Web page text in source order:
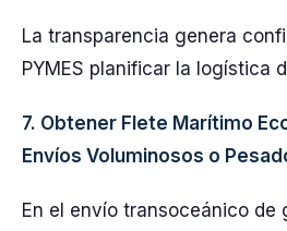
La transparencia genera
PYMES planificar la logística
7. Obtener Flete Marítimo
Envíos Voluminosos o
En el envío transoceánico de